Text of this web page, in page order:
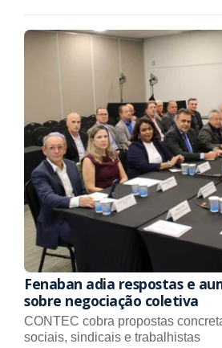
Fenaban adia respostas e
sobre negociação coletiva
CONTEC cobra propostas
sociais, sindicais e trabalhistas